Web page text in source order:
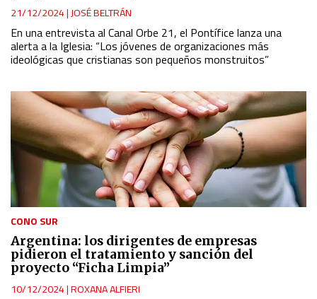
21/12/2024| JOSÉ BELTRÁN
En una entrevista al Canal Orbe 21, el Pontífice lanza una
alerta a la Iglesia: “Los jóvenes de organizaciones más
ideológicas que cristianas son pequeños monstruitos”
CONO SUR
Argentina: los dirigentes de empresas
pidieron el tratamiento y sanción del
proyecto “Ficha Limpia”
10/12/2024|ROXANA ALFIERI